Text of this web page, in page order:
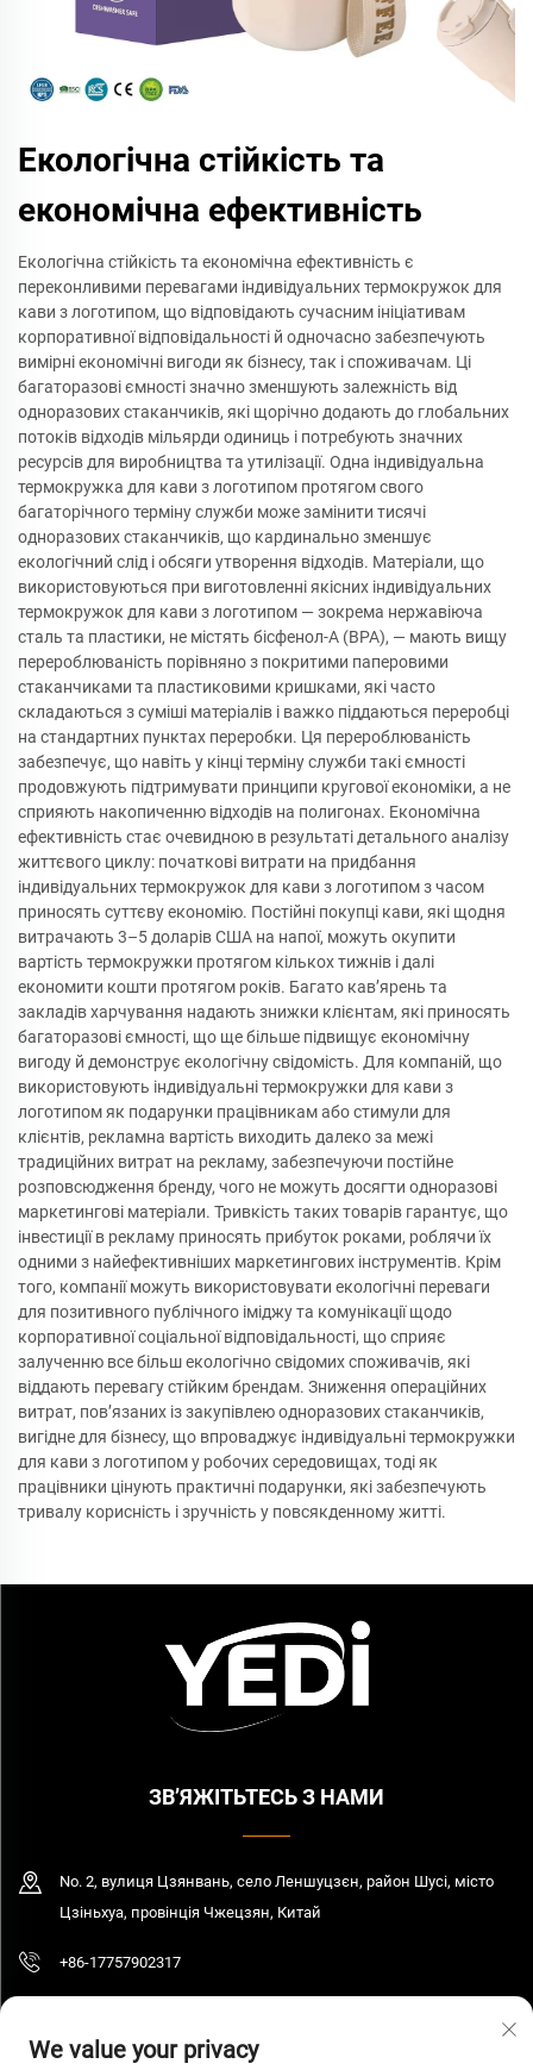
Екологічна стійкість та
економічна ефективність
Екологічна стійкість та економічна ефективність є
переконливими перевагами індивідуальних термокружок для
кави з логотипом, що відповідають сучасним ініціативам
корпоративної відповідальності й одночасно забезпечують
вимірні економічні вигоди як бізнесу, так і споживачам. Ці
багаторазові ємності значно зменшують залежність від
одноразових стаканчиків, які щорічно додають до глобальних
потоків відходів мільярди одиниць і потребують значних
ресурсів для виробництва та утилізації. Одна індивідуальна
термокружка для кави з логотипом протягом свого
багаторічного терміну служби може замінити тисячі
одноразових стаканчиків, що кардинально зменшує
екологічний слід і обсяги утворення відходів. Матеріали, що
використовуються при виготовленні якісних індивідуальних
термокружок для кави з логотипом — зокрема нержавіюча
сталь та пластики, не містять бісфенол-А (BPA), — мають вищу
перероблюваність порівняно з покритими паперовими
стаканчиками та пластиковими кришками, які часто
складаються з суміші матеріалів і важко піддаються переробці
на стандартних пунктах переробки. Ця перероблюваність
забезпечує, що навіть у кінці терміну служби такі ємності
продовжують підтримувати принципи кругової економіки, а не
сприяють накопиченню відходів на полигонах. Економічна
ефективність стає очевидною в результаті детального аналізу
життєвого циклу: початкові витрати на придбання
індивідуальних термокружок для кави з логотипом з часом
приносять суттєву економію. Постійні покупці кави, які щодня
витрачають 3–5 доларів США на напої, можуть окупити
вартість термокружки протягом кількох тижнів і далі
економити кошти протягом років. Багато кав’ярень та
закладів харчування надають знижки клієнтам, які приносять
багаторазові ємності, що ще більше підвищує економічну
вигоду й демонструє екологічну свідомість. Для компаній, що
використовують індивідуальні термокружки для кави з
логотипом як подарунки працівникам або стимули для
клієнтів, рекламна вартість виходить далеко за межі
традиційних витрат на рекламу, забезпечуючи постійне
розповсюдження бренду, чого не можуть досягти одноразові
маркетингові матеріали. Тривкість таких товарів гарантує, що
інвестиції в рекламу приносять прибуток роками, роблячи їх
одними з найефективніших маркетингових інструментів. Крім
того, компанії можуть використовувати екологічні переваги
для позитивного публічного іміджу та комунікації щодо
корпоративної соціальної відповідальності, що сприяє
залученню все більш екологічно свідомих споживачів, які
віддають перевагу стійким брендам. Зниження операційних
витрат, пов’язаних із закупівлею одноразових стаканчиків,
вигідне для бізнесу, що впроваджує індивідуальні термокружки
для кави з логотипом у робочих середовищах, тоді як
працівники цінують практичні подарунки, які забезпечують
тривалу корисність і зручність у повсякденному житті.
ЗВ’ЯЖІТЬТЕСЬ З НАМИ
No. 2, вулиця Цзянвань, село Леншуцзєн, район Шусі, місто
Цзіньхуа, провінція Чжецзян, Китай
+86-17757902317
We value your privacy